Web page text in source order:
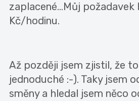
zaplacené...Můj požadavek
Kč/hodinu.
Až později jsem zjistil, že
jednoduché :-). Taky jsem
směny a hledal jsem něco